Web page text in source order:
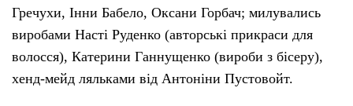
Гречухи, Інни Бабело, Оксани Горбач; милувались
виробами Насті Руденко (авторські прикраси для
волосся), Катерини Ганнущенко (вироби з бісеру),
хенд-мейд ляльками від Антоніни Пустовойт.